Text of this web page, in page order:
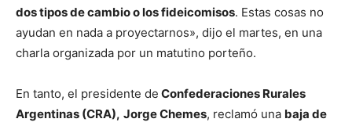
dos tipos de cambio o los fideicomisos. Estas cosas no
ayudan en nada a proyectarnos», dijo el martes, en una
charla organizada por un matutino porteño.
En tanto, el presidente de Confederaciones Rurales
Argentinas (CRA), Jorge Chemes, reclamó una baja de